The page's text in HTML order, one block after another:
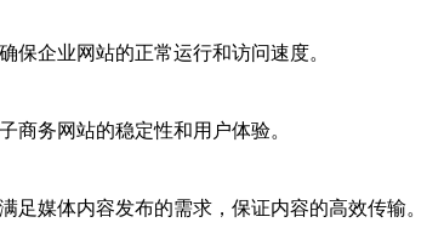
保企业网站的正常运行和访问速度。
商务网站的稳定性和用户体验。
媒体内容发布的需求，保证内容的高效传输。